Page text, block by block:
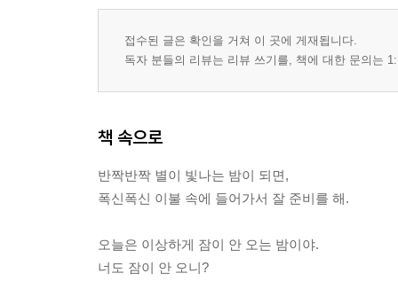
접수된 글은 확인을 거쳐 이 곳에 게재됩니다.
독자 분들의 리뷰는 리뷰 쓰기를, 책에 대한 문의는
책 속으로
반짝반짝 별이 빛나는 밤이 되면,
폭신폭신 이불 속에 들어가서 잘 준비를 해.
오늘은 이상하게 잠이 안 오는 밤이야.
너도 잠이 안 오니?